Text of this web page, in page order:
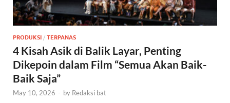
PRODUKSI / TERPANAS
4 Kisah Asik di Balik Layar, Penting
Dikepoin dalam Film “Semua Akan Baik-
Baik Saja”
May 10, 2026 - by Redaksi bat